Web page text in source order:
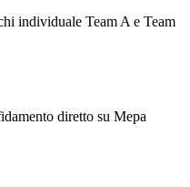
individuale Team A e Team
diretto su Mepa